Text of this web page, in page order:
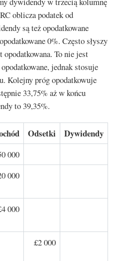
oblicza podatek od
są też opodatkowane
0%. Często słyszy
To nie jest
jednak stosuje
Kolejny próg opodatkowuje
33,75% aż w końcu
to 39,35%.
Odsetki Dywidendy
000
000
000
£2 000